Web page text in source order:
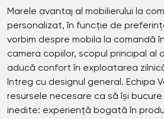
Marele avantaj al mobilierului la
personalizat, în funcție de
vorbim despre mobila la comandă
camera copiilor, scopul principal al
aducă confort în exploatarea
întreg cu designul general. Echipa
resursele necesare ca să își
inedite: experiență bogată în